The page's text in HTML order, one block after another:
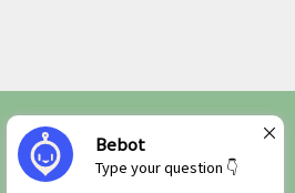
Bebot
Type your question 👇
×